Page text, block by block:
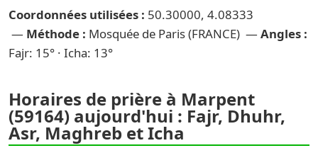
Coordonnées utilisées : 50.30000, 4.08333
— Méthode : Mosquée de Paris (FRANCE) — Angles :
Fajr: 15° · Icha: 13°
Horaires de prière à Marpent
(59164) aujourd'hui : Fajr, Dhuhr,
Asr, Maghreb et Icha